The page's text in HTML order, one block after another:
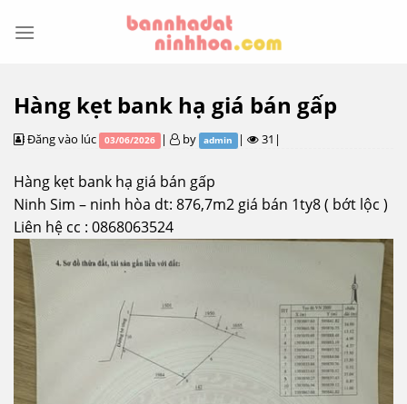
Hàng kẹt bank hạ giá bán gấp
Đăng vào lúc 03/06/2026 | by admin | 31|
Hàng kẹt bank hạ giá bán gấp
Ninh Sim – ninh hòa dt: 876,7m2 giá bán 1ty8 ( bớt lộc )
Liên hệ cc : 0868063524